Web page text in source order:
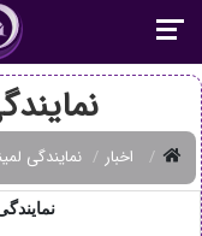
اخبار نمایندگی